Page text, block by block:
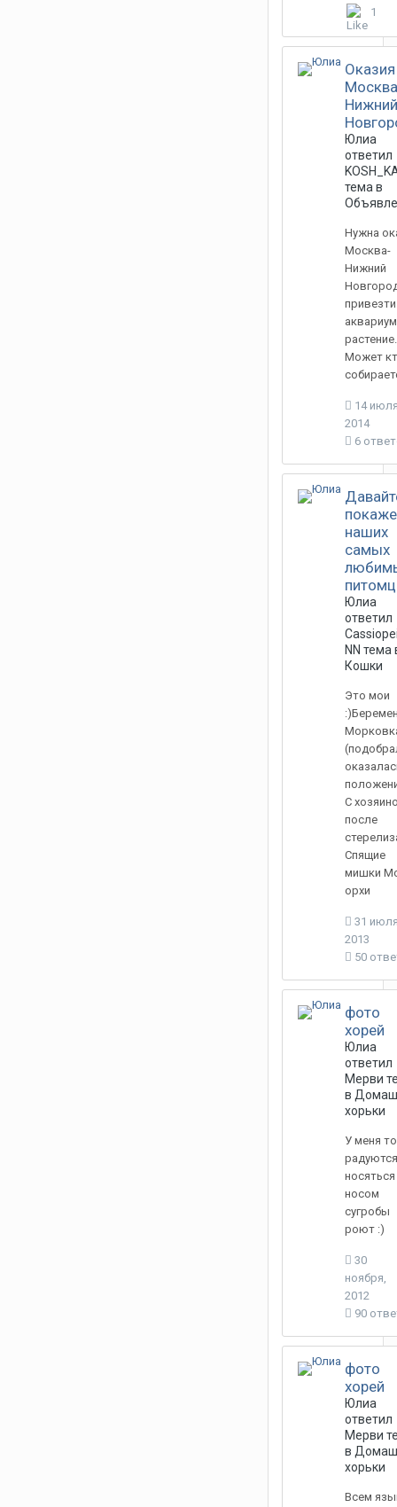
1
Оказия
Нижний
Юлиа
ответил
тема в
Нужна
Москва-
Нижний
привезти
растение.
Может
14
2014
6
наших
самых
Юлиа
ответил
NN тема
Кошки
Это мои
С
после
Спящие
мишки
орхи
31
2013
50
фото
хорей
Юлиа
ответил
Мерви
в
хорьки
У меня
носяться
носом
сугробы
роют :)
30
ноября,
2012
90
фото
хорей
Юлиа
ответил
Мерви
в
хорьки
Всем